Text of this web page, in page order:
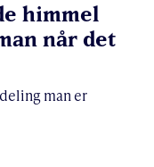
himmel
når det
man er